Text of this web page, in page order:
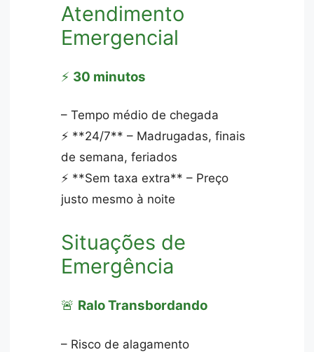
Atendimento
Emergencial
⚡ 30 minutos
– Tempo médio de chegada
⚡ **24/7** – Madrugadas, finais
de semana, feriados
⚡ **Sem taxa extra** – Preço
justo mesmo à noite
Situações de
Emergência
🚨 Ralo Transbordando
– Risco de alagamento